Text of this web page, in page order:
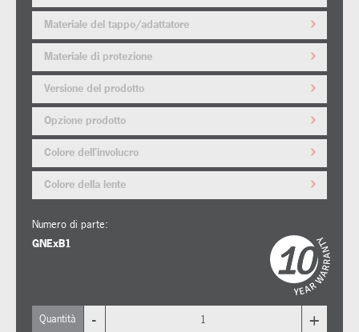
Materiale del tappo/adattatore
Materiale di protezione
Versione del prodotto
Opzione prodotto
Colore dell'involucro
Colore della lente
Numero di parte:
GNExB1
Quantità - +